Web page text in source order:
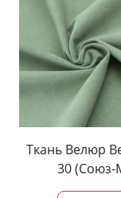
Ткань Велюр
30 (Союз-